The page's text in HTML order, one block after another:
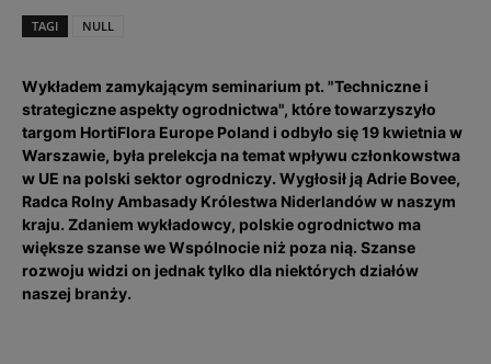
TAGI NULL
Wykładem zamykającym seminarium pt. "Techniczne i
strategiczne aspekty ogrodnictwa", które towarzyszyło
targom HortiFlora Europe Poland i odbyło się 19 kwietnia w
Warszawie, była prelekcja na temat wpływu członkowstwa
w UE na polski sektor ogrodniczy. Wygłosił ją Adrie Bovee,
Radca Rolny Ambasady Królestwa Niderlandów w naszym
kraju. Zdaniem wykładowcy, polskie ogrodnictwo ma
większe szanse we Wspólnocie niż poza nią. Szanse
rozwoju widzi on jednak tylko dla niektórych działów
naszej branży.